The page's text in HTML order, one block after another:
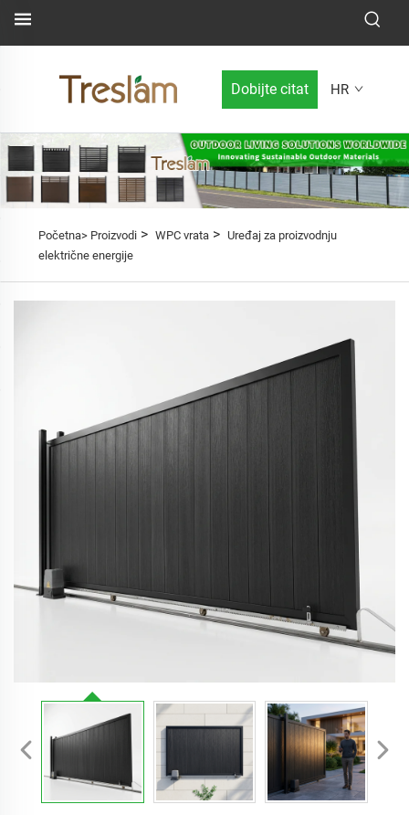
Dobijte citat HR
Početna> Proizvodi> WPC vrata> Uređaj za proizvodnju
električne energije